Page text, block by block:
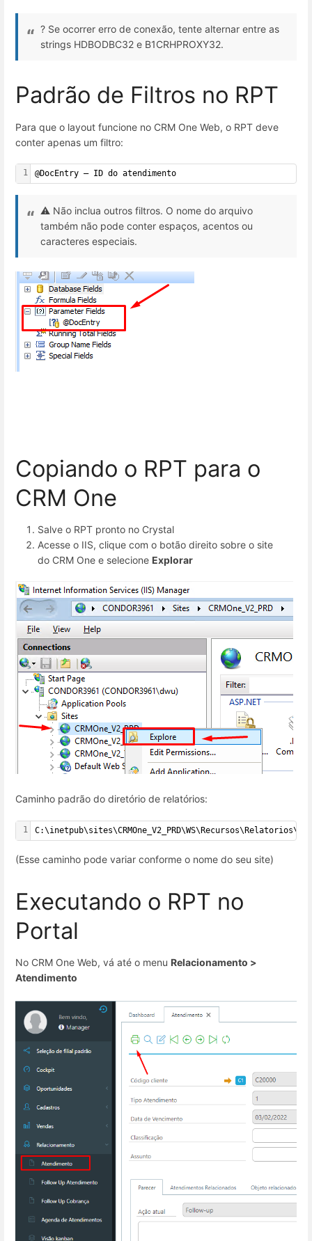
? Se ocorrer erro de conexão, tente alternar entre as
strings HDBODBC32 e B1CRHPROXY32.
Padrão de Filtros no RPT
Para que o layout funcione no CRM One Web, o RPT deve
conter apenas um filtro:
1 @DocEntry – ID do atendimento
⚠️ Não inclua outros filtros. O nome do arquivo
também não pode conter espaços, acentos ou
caracteres especiais.
Copiando o RPT para o
CRM One
Salve o RPT pronto no Crystal
Acesse o IIS, clique com o botão direito sobre o site
do CRM One e selecione Explorar
Caminho padrão do diretório de relatórios:
1
(Esse caminho pode variar conforme o nome do seu site)
Executando o RPT no
Portal
No CRM One Web, vá até o menu Relacionamento >
Atendimento